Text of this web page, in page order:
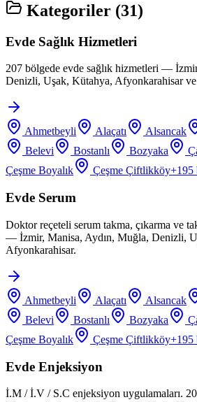
Kategoriler (31)
Evde Sağlık Hizmetleri
207 bölgede evde sağlık hizmetleri —
Denizli, Uşak, Kütahya, Afyonkarahisar
Ahmetbeyli Alaçatı Alsancak
Belevi
Bostanlı Bozyaka
Çeşme Boyalık
Çeşme Çiftlikköy+195
Evde Serum
Doktor reçeteli serum takma, çıkarma ve
— İzmir, Manisa, Aydın, Muğla, Denizli,
Afyonkarahisar.
Ahmetbeyli Alaçatı Alsancak
Belevi
Bostanlı Bozyaka
Çeşme Boyalık
Çeşme Çiftlikköy+195
Evde Enjeksiyon
İ.M / İ.V / S.C enjeksiyon uygulamaları.